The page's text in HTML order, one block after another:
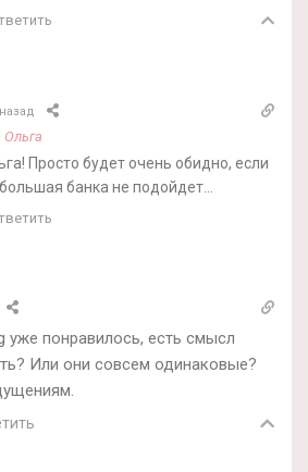
Ольга
Просто будет очень обидно, если
банка не подойдет…
уже понравилось, есть смысл
Или они совсем одинаковые?